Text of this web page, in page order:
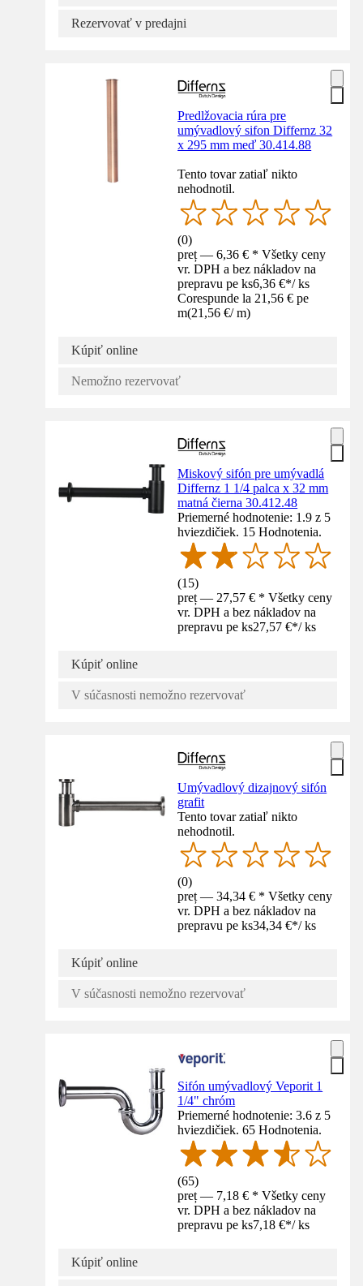
Rezervovať v predajni
Predlžovacia rúra pre
umývadlový sifon Differnz 32
x 295 mm meď 30.414.88
Tento tovar zatiaľ nikto
nehodnotil.
(0)
preț — 6,36 € * Všetky ceny
vr. DPH a bez nákladov na
prepravu pe ks6,36 €*/ ks
Corespunde la 21,56 € pe
m(21,56 €/ m)
Kúpiť online
Nemožno rezervovať
Miskový sifón pre umývadlá
Differnz 1 1/4 palca x 32 mm
matná čierna 30.412.48
Priemerné hodnotenie: 1.9 z 5
hviezdičiek. 15 Hodnotenia.
(15)
preț — 27,57 € * Všetky ceny
vr. DPH a bez nákladov na
prepravu pe ks27,57 €*/ ks
Kúpiť online
V súčasnosti nemožno rezervovať
Umývadlový dizajnový sifón
grafit
Tento tovar zatiaľ nikto
nehodnotil.
(0)
preț — 34,34 € * Všetky ceny
vr. DPH a bez nákladov na
prepravu pe ks34,34 €*/ ks
Kúpiť online
V súčasnosti nemožno rezervovať
Sifón umývadlový Veporit 1
1/4" chróm
Priemerné hodnotenie: 3.6 z 5
hviezdičiek. 65 Hodnotenia.
(65)
preț — 7,18 € * Všetky ceny
vr. DPH a bez nákladov na
prepravu pe ks7,18 €*/ ks
Kúpiť online